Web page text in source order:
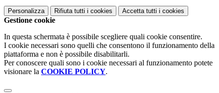
Personalizza Rifiuta tutti i cookies Accetta tutti i cookies
Gestione cookie
In questa schermata è possibile scegliere quali cookie consentire.
I cookie necessari sono quelli che consentono il funzionamento della
piattaforma e non è possibile disabilitarli.
Per conoscere quali sono i cookie necessari al funzionamento potete
visionare la COOKIE POLICY.